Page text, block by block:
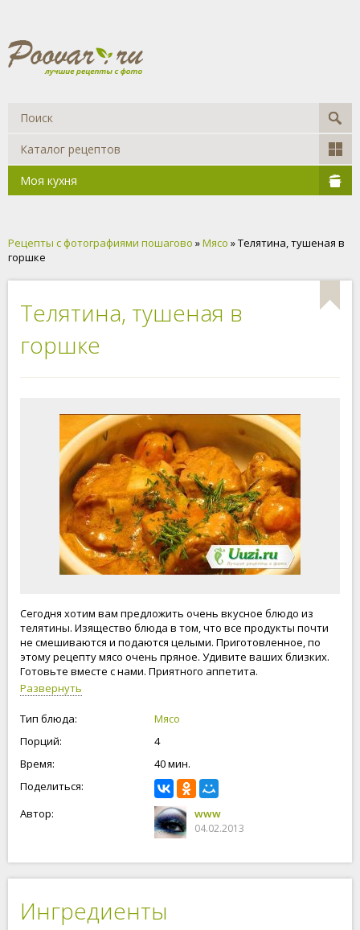
Каталог рецептов
Моя кухня
Рецепты с фотографиями пошагово »Мясо » Телятина, тушеная в
горшке
Телятина, тушеная в
горшке
Сегодня хотим вам предложить очень вкусное блюдо из
телятины. Изящество блюда в том, что все продукты почти
не смешиваются и подаются целыми. Приготовленное, по
этому рецепту мясо очень пряное. Удивите ваших близких.
Готовьте вместе с нами. Приятного аппетита.
Развернуть
Тип блюда:
Мясо
Порций:
4
Время:
40 мин.
Поделиться:
Автор:
www
04.02.2013
Ингредиенты